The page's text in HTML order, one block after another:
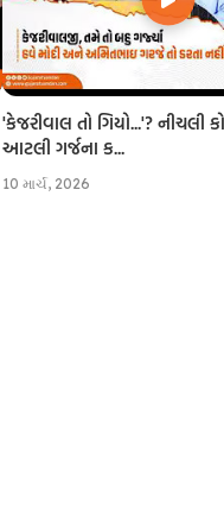
'કેજરીવાલ તો ગિયો...'? નીચલી
આટલી ગર્જના ક...
10 માર્ચ, 2026